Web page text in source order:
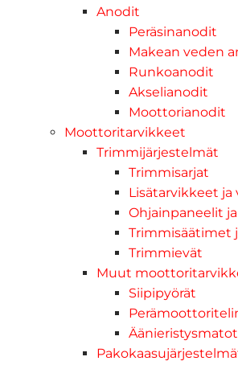
Anodit
Peräsinanodit
Makean veden
Runkoanodit
Akselianodit
Moottorianodit
Moottoritarvikkeet
Trimmijärjestelmät
Trimmisarjat
Lisätarvikkeet ja
Ohjainpaneelit
Trimmisäätimet
Trimmievät
Muut
Siipipyörät